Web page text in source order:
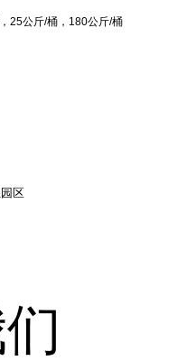
25公斤/桶，180公斤/桶
区